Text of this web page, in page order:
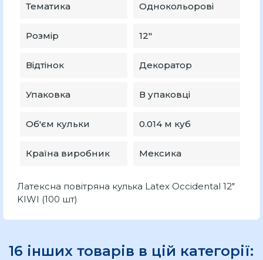
Тематика
Однокольорові
Розмір 12″
Відтінок Декоратор
Упаковка В упаковці
Об'єм кульки 0.014 м куб
Країна виробник Мексика
Латексна повітряна кулька Latex Occidental 12"
KIWI (100 шт)
16 інших товарів в цій категорії: